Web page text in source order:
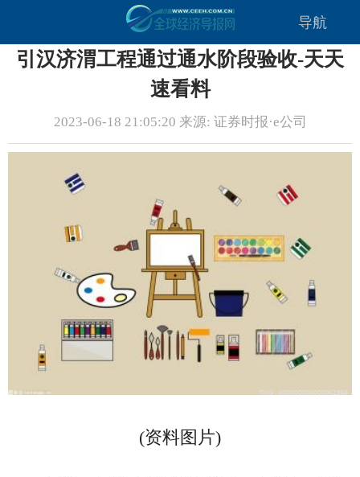
导航
引汉济渭工程通过通水阶段验收-天天
速看料
2023-06-18 21:05:20 来源: 证券时报·e公司
(资料图片)